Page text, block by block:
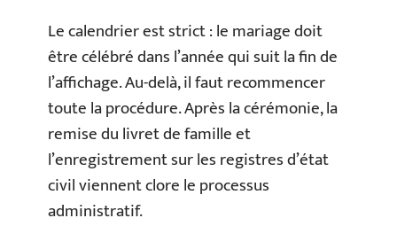
Le calendrier est strict : le mariage doit
être célébré dans l’année qui suit la fin de
l’affichage. Au-delà, il faut recommencer
toute la procédure. Après la cérémonie, la
remise du livret de famille et
l’enregistrement sur les registres d’état
civil viennent clore le processus
administratif.